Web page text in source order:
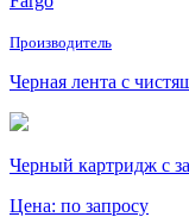
Производитель
Черная лента с
Черный картридж с
Цена: по запросу